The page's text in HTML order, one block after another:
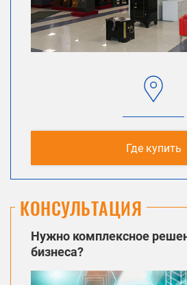
Где купить
КОНСУЛЬТАЦИЯ
Нужно комплексное
бизнеса?